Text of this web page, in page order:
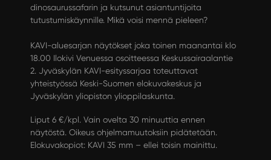
dinosaurussafarin ja kutsunut asiantuntijoita
tutustumiskäynnille. Mikä voisi mennä pieleen?
KAVI-aluesarjan näytökset joka toinen maanantai klo
18.00 Ilokivi Venuessa osoitteessa Keskussairaalantie
2. Jyväskylän KAVI-esityssarjaa toteuttavat
yhteistyössä Keski-Suomen elokuvakeskus ja
Jyväskylän yliopiston ylioppilaskunta.
Liput 6 €/kpl. Vain ovelta 30 minuuttia ennen
näytöstä. Oikeus ohjelmamuutoksiin pidätetään.
Elokuvakopiot: KAVI 35 mm – ellei toisin mainittu.